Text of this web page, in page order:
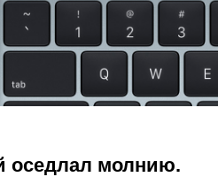
оседлал молнию.